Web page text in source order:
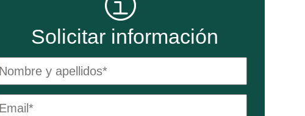
Solicitar información